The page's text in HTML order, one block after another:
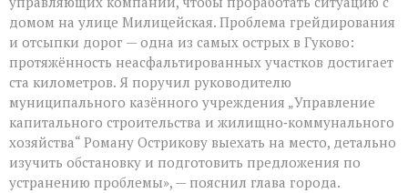
домом на улице Милицейская. Проблема грейдирования
и отсыпки дорог — одна из самых острых в Гуково:
протяжённость неасфальтированных участков достигает
ста километров. Я поручил руководителю
муниципального казённого учреждения „Управление
капитального строительства и жилищно‑коммунального
хозяйства“ Роману Острикову выехать на место, детально
изучить обстановку и подготовить предложения по
устранению проблемы», — пояснил глава города.